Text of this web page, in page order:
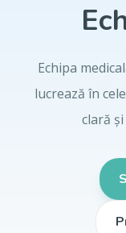
Echipa
lucrează în
clară